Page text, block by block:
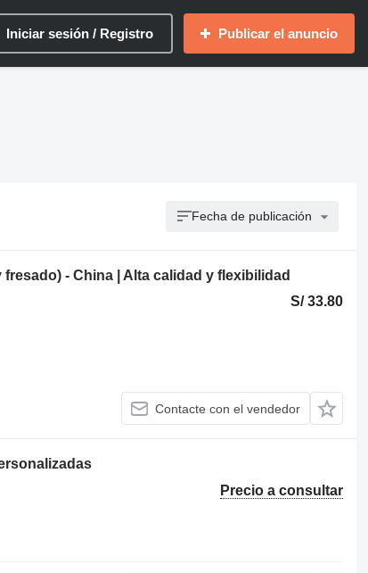
Iniciar sesión / Registro Publicar el anuncio
Fecha de publicación
- China | Alta calidad y flexibilidad
S/ 33.80
Contacte con el vendedor
Precio a consultar